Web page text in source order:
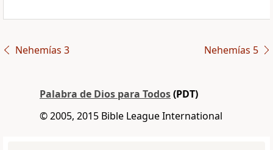
Nehemías 3 Nehemías 5
Palabra de Dios para Todos(PDT)
© 2005, 2015 Bible League International